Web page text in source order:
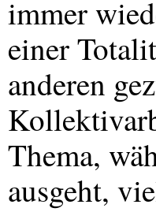
immer
einer
anderen
Thema,
ausgeht,